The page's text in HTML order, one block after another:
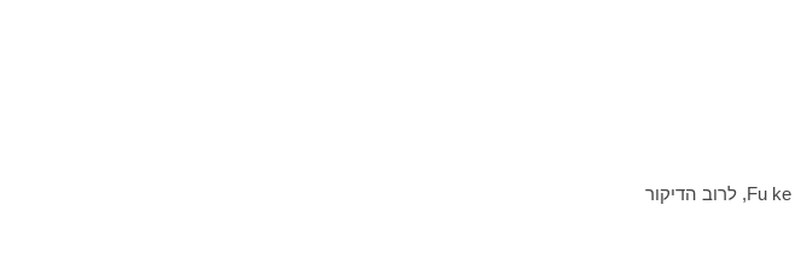
דיקור: 0.3-0.5 צון. הדיקור מתבצע בצד אחד בלבד. במידה ומחליטים לשלב את 11.06 עם Fu ke 11.24, לרוב הדיקור